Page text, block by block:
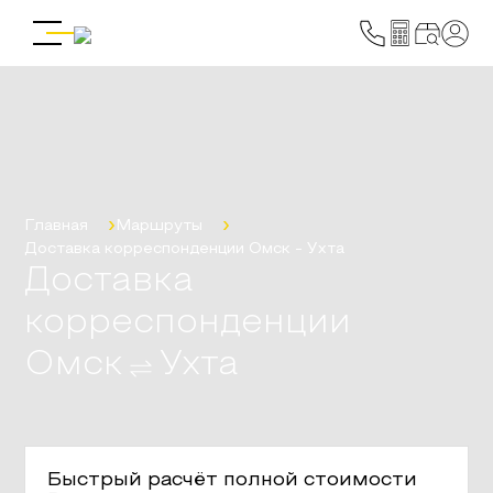
Главная
Маршруты
Доставка корреспонденции Омск - Ухта
Доставка
корреспонденции
Омск
Ухта
Быстрый расчёт полной стоимости